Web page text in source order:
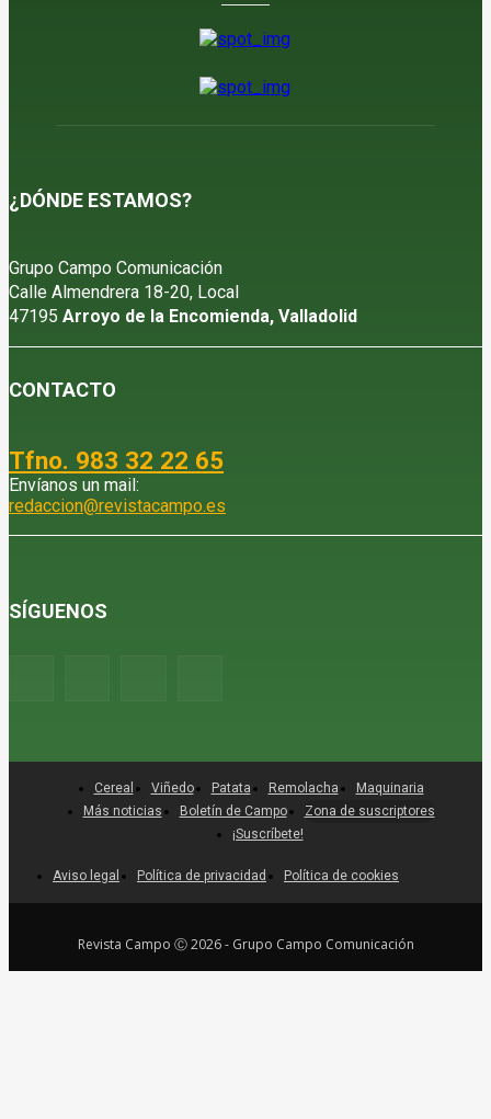
¿DÓNDE ESTAMOS?
Grupo Campo Comunicación
Calle Almendrera 18-20, Local
47195 Arroyo de la Encomienda, Valladolid
CONTACTO
Tfno. 983 32 22 65
Envíanos un mail:
redaccion@revistacampo.es
SÍGUENOS
Aviso legal Política de privacidad Política de cookies
Cereal Viñedo Patata Remolacha
Maquinaria
Más noticias
Boletín de Campo
Zona de suscriptores
¡Suscríbete!
Revista Campo Ⓒ 2026 - Grupo Campo Comunicación